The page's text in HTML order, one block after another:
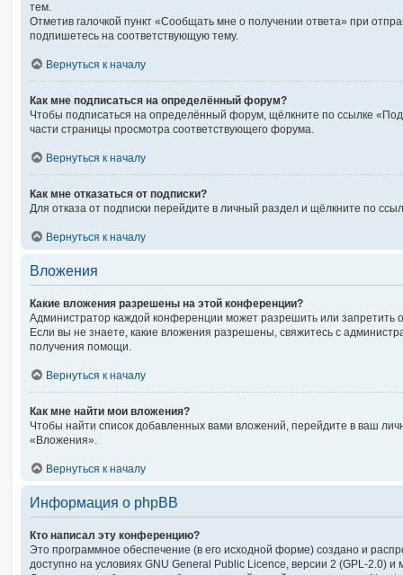
тем.
Отметив галочкой пункт «Сообщать мне о получении ответа» при
подпишетесь на соответствующую тему.
Вернуться к началу
Как мне подписаться на определённый форум?
Чтобы подписаться на определённый форум, щёлкните по ссылке
части страницы просмотра соответствующего форума.
Вернуться к началу
Как мне отказаться от подписки?
Для отказа от подписки перейдите в личный раздел и щёлкните по
Вернуться к началу
Вложения
Какие вложения разрешены на этой конференции?
Администратор каждой конференции может разрешить или
Если вы не знаете, какие вложения разрешены, свяжитесь с
получения помощи.
Вернуться к началу
Как мне найти мои вложения?
Чтобы найти список добавленных вами вложений, перейдите в ваш
«Вложения».
Вернуться к началу
Информация о phpBB
Кто написал эту конференцию?
Это программное обеспечение (в его исходной форме) создано и
доступно на условиях GNU General Public Licence, версии 2 (GPL-2.0) и